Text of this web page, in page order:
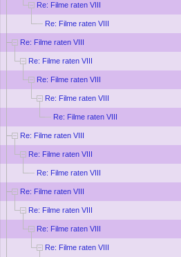
Re: Filme raten VIII
Re: Filme raten VIII
Re: Filme raten VIII
Re: Filme raten VIII
Re: Filme raten VIII
Re: Filme raten VIII
Re: Filme raten VIII
Re: Filme raten VIII
Re: Filme raten VIII
Re: Filme raten VIII
Re: Filme raten VIII
Re: Filme raten VIII
Re: Filme raten VIII
Re: Filme raten VIII